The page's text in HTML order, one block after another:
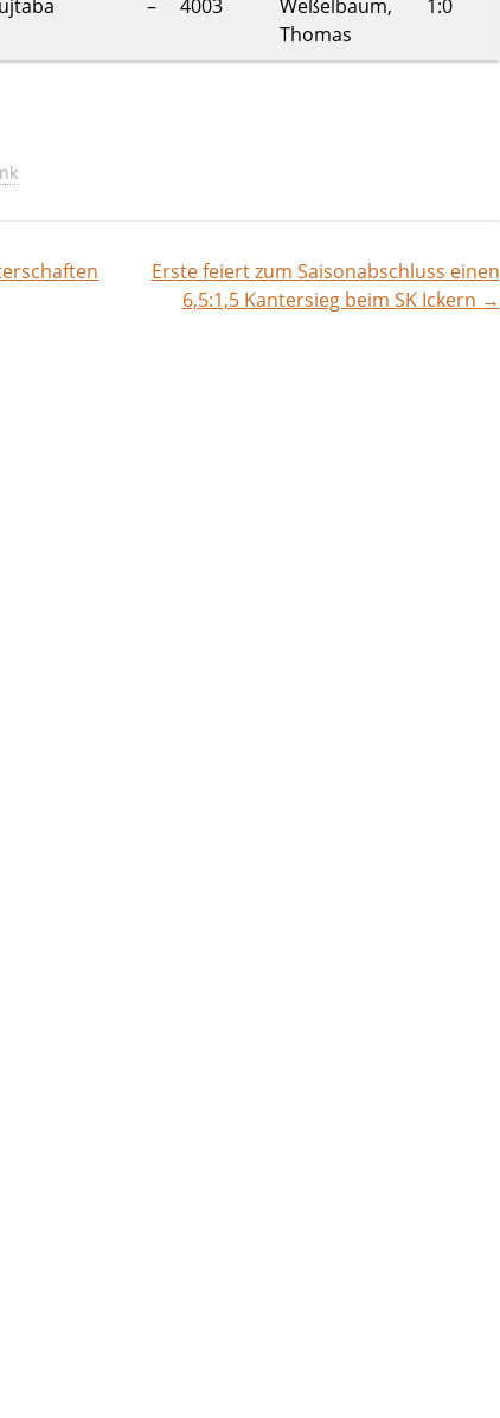
– 4003
Weßelbaum,
Thomas
1:0
Erste feiert zum Saisonabschluss einen
6,5:1,5 Kantersieg beim SK Ickern →